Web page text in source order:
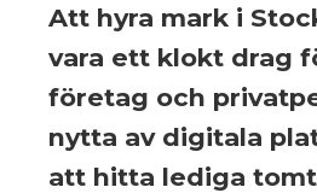
Att hyra mark i
vara ett klokt drag
företag och
nytta av digitala
att hitta lediga